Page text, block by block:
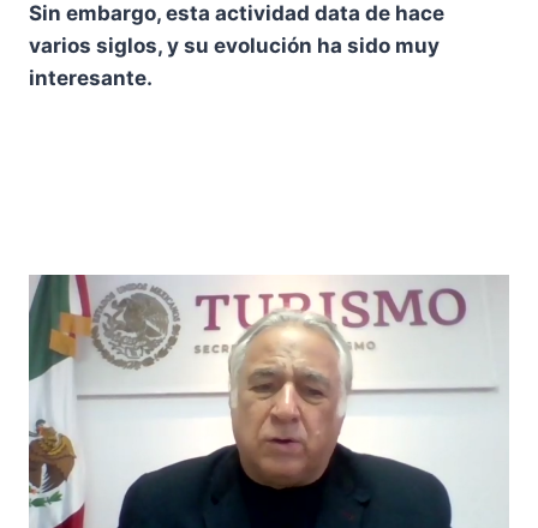
Sin embargo, esta actividad data de hace
varios siglos, y su evolución ha sido muy
interesante.